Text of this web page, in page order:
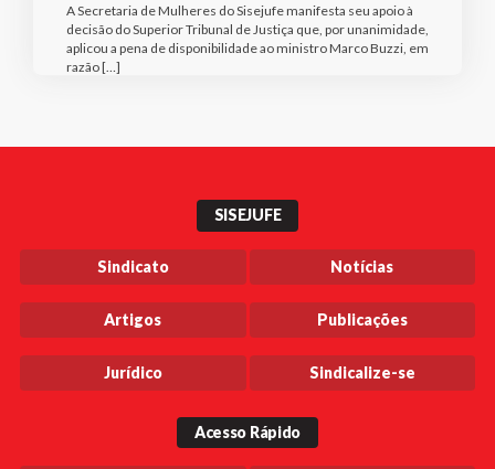
A Secretaria de Mulheres do Sisejufe manifesta seu apoio à
decisão do Superior Tribunal de Justiça que, por unanimidade,
aplicou a pena de disponibilidade ao ministro Marco Buzzi, em
razão […]
SISEJUFE
Sindicato Notícias
Artigos Publicações
Jurídico Sindicalize-se
Acesso Rápido